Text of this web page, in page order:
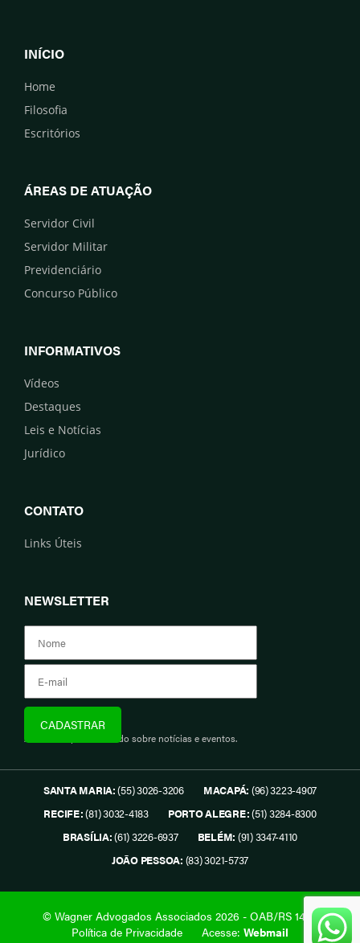
INÍCIO
Home
Filosofia
Escritórios
ÁREAS DE ATUAÇÃO
Servidor Civil
Servidor Militar
Previdenciário
Concurso Público
INFORMATIVOS
Vídeos
Destaques
Leis e Notícias
Jurídico
CONTATO
Links Úteis
NEWSLETTER
Assine e fique informado sobre notícias e eventos.
SANTA MARIA:(55) 3026-3206 MACAPÁ: (96) 3223-4907
RECIFE:(81) 3032-4183 PORTO ALEGRE:(51) 3284-8300
BRASÍLIA:(61) 3226-6937 BELÉM: (91) 3347-4110
JOÃO PESSOA: (83) 3021-5737
© Wagner Advogados Associados 2026 - OAB/RS 1419.
Política de Privacidade
Acesse: Webmail